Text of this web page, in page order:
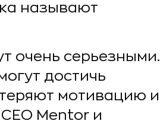
называют
очень серьезными.
достичь
мотивацию и
Mentor и